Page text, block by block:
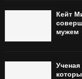
Кейт
мужем
Ученая